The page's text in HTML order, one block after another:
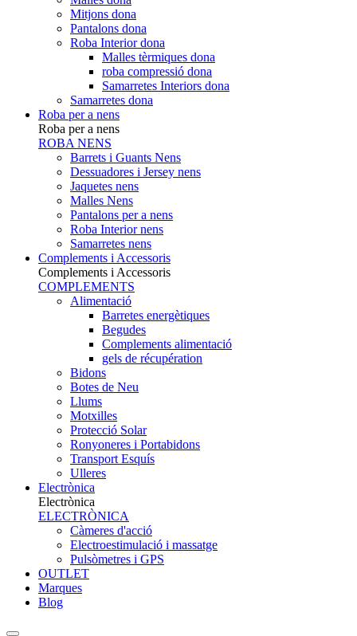
Mitjons dona
Pantalons dona
Roba Interior dona
Malles tèrmiques dona
roba compressió dona
Samarretes Interiors dona
Samarretes dona
Roba per a nens
Roba per a nens
ROBA NENS
Barrets i Guants Nens
Dessuadores i Jersey nens
Jaquetes nens
Malles Nens
Pantalons per a nens
Roba Interior nens
Samarretes nens
Complements i Accessoris
Complements i Accessoris
COMPLEMENTS
Alimentació
Barretes energètiques
Begudes
Complements alimentació
gels de récupération
Bidons
Botes de Neu
Llums
Motxilles
Protecció Solar
Ronyoneres i Portabidons
Transport Esquís
Ulleres
Electrònica
Electrònica
ELECTRÒNICA
Càmeres d'acció
Electroestimulació i massatge
Pulsòmetres i GPS
OUTLET
Marques
Blog